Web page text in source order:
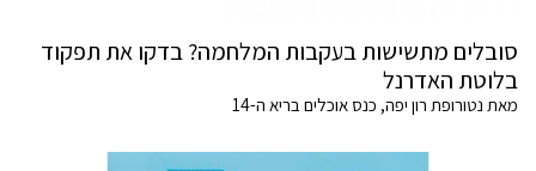
סובלים מתשישות בעקבות המלחמה? בדקו את תפקוד
בלוטת האדרנל
מאת נטורופת רון יפה, כנס אוכלים בריא ה-14